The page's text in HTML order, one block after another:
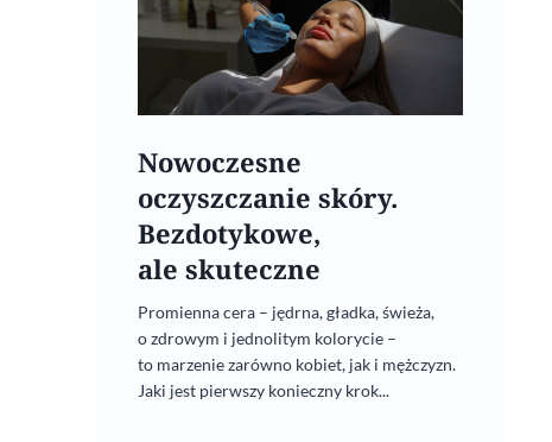
Nowoczesne
oczyszczanie skóry.
Bezdotykowe,
ale skuteczne
Promienna cera – jędrna, gładka, świeża,
o zdrowym i jednolitym kolorycie –
to marzenie zarówno kobiet, jak i mężczyzn.
Jaki jest pierwszy konieczny krok...